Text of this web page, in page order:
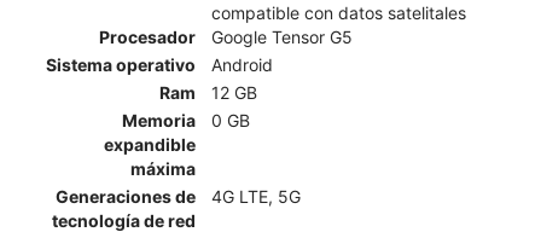
compatible con datos satelitales
Procesador
Google Tensor G5
Sistema operativo
Android
Ram
12 GB
Memoria
expandible
máxima
0 GB
Generaciones de
tecnología de red
4G LTE, 5G